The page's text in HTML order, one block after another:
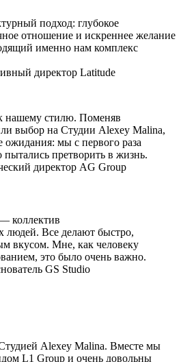
подход: глубокое
отношение и искреннее желание
именно нам комплекс
директор Latitude
нашему стилю. Поменяв
выбор на Студии Alexey Malina,
ожидания: мы с первого раза
пытались претворить в жизнь.
директор AG Group
коллектив
людей. Все делают быстро,
вкусом. Мне, как человеку
это было очень важно.
GS Studio
Alexey Malina. Вместе мы
L1 Group и очень довольны